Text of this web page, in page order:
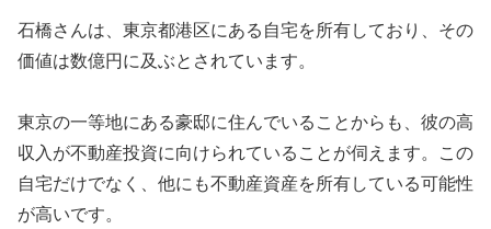
石橋さんは、東京都港区にある自宅を所有しており、その
価値は数億円に及ぶとされています。
東京の一等地にある豪邸に住んでいることからも、彼の高
収入が不動産投資に向けられていることが伺えます。この
自宅だけでなく、他にも不動産資産を所有している可能性
が高いです。